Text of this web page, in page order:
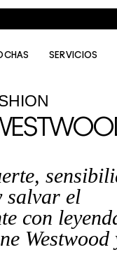
SERVICIOS
salvar el
con
Westwood